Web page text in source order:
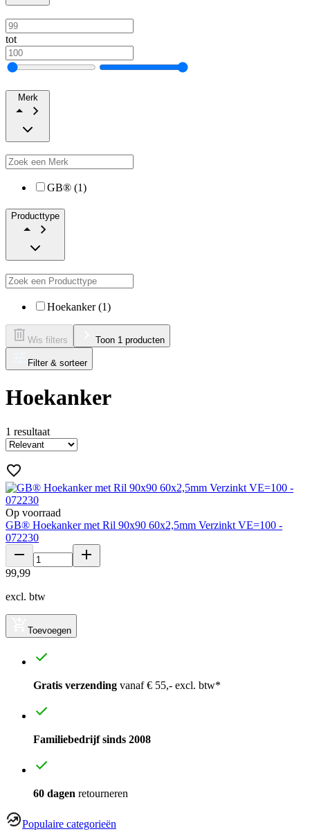
tot
Merk
GB® (1)
Producttype
Hoekanker (1)
Wis filters Toon 1 producten
Filter & sorteer
Hoekanker
1 resultaat
Op voorraad
GB® Hoekanker met Ril 90x90 60x2,5mm Verzinkt VE=100 -
072230
99,99
excl. btw
Toevoegen
Gratis verzending vanaf € 55,- excl. btw*
Familiebedrijf sinds 2008
60 dagen retourneren
Populaire categorieën